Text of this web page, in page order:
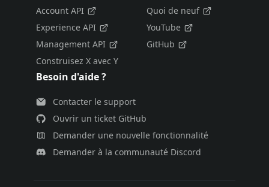
Account API
Experience API
Management API
Construisez X avec Y
Quoi de neuf
YouTube
GitHub
Besoin d'aide ?
Contacter le support
Ouvrir un ticket GitHub
Demander une nouvelle fonctionnalité
Demander à la communauté Discord